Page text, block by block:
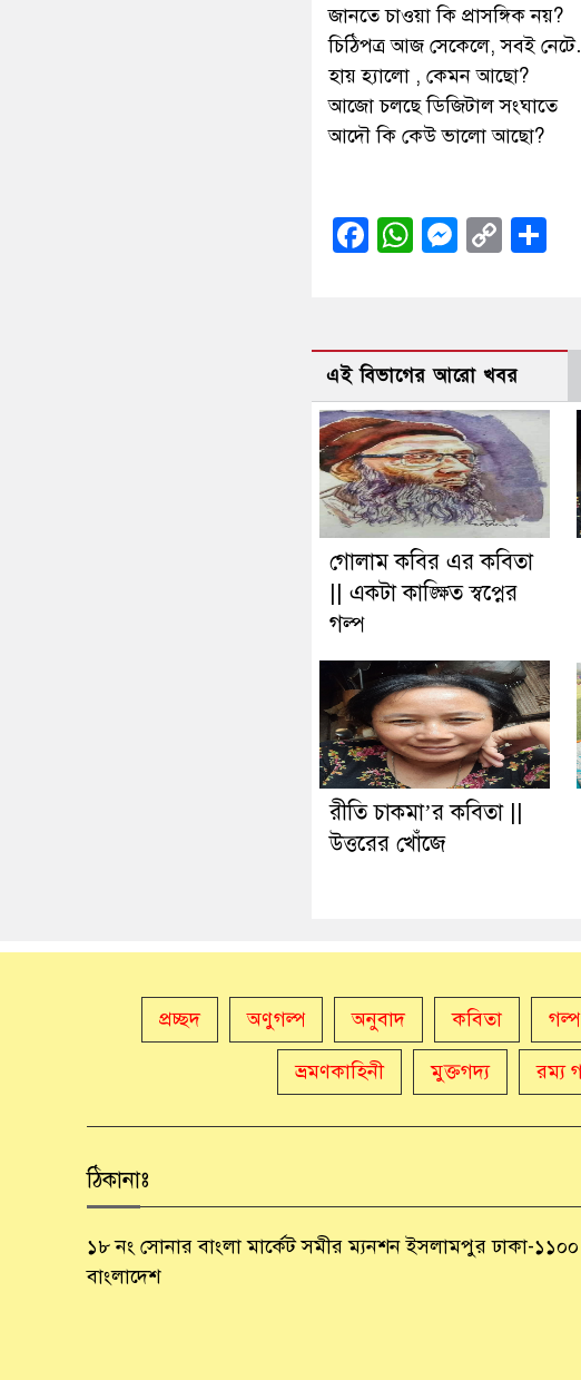
জানতে চাওয়া কি প্রাসঙ্গিক নয়?
চিঠিপত্র আজ সেকেলে, সবই
হায় হ্যালো , কেমন আছো?
আজো চলছে ডিজিটাল সংঘাতে
আদৌ কি কেউ ভালো আছো?
Facebook
WhatsApp
Copy
এই বিভাগের আরো খবর
গোলাম কবির এর কবিতা
|| একটা কাঙ্ক্ষিত স্বপ্নের
গল্প
রীতি চাকমা’র কবিতা ||
উত্তরের খোঁজে
প্রচ্ছদ অণুগল্প অনুবাদ কবিতা গল্প
ভ্রমণকাহিনী মুক্তগদ্য রম্য
ঠিকানাঃ
১৮ নং সোনার বাংলা মার্কেট সমীর ম্যনশন ইসলামপুর ঢাকা-১১০০
বাংলাদেশ